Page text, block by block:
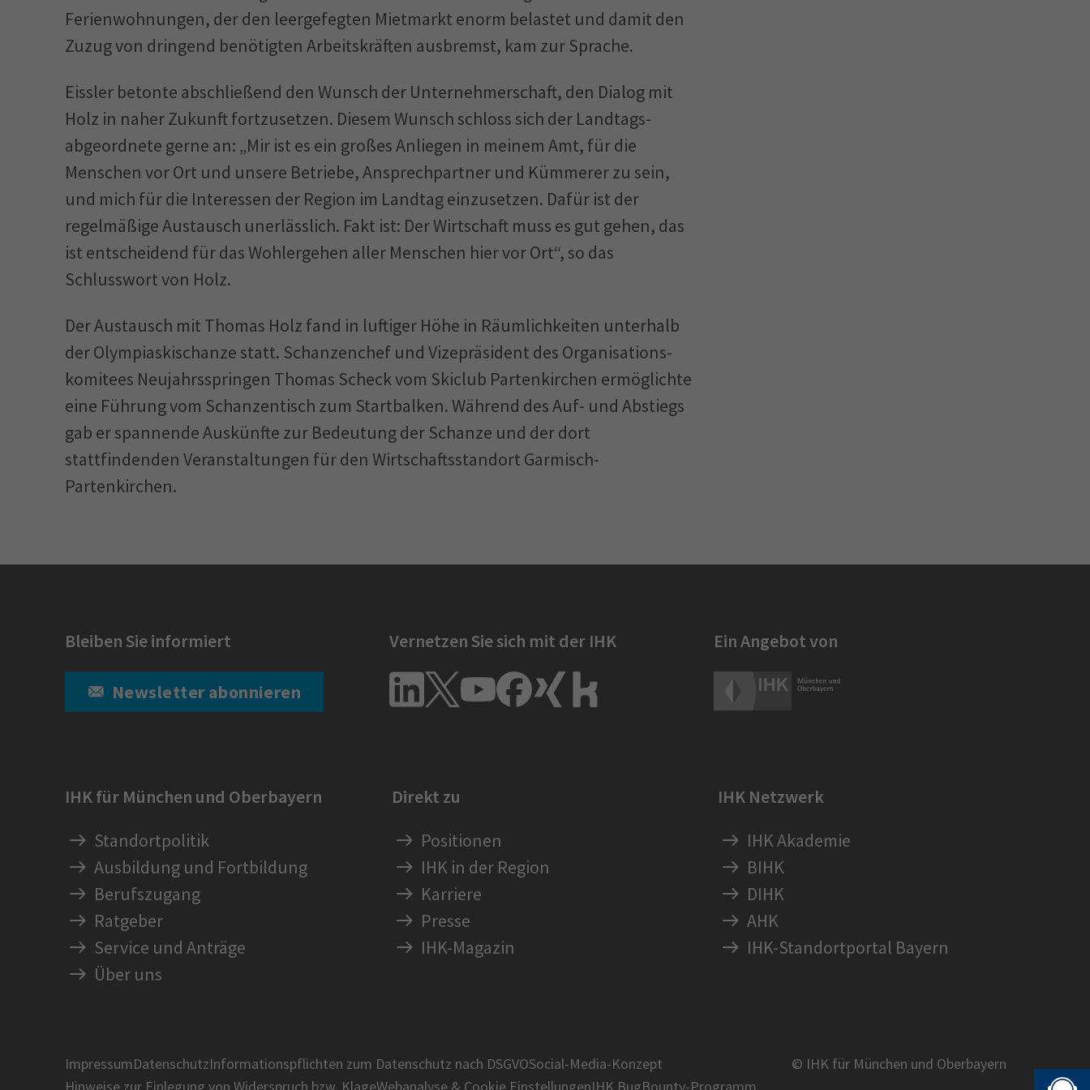
Ferienwohnungen, der den leergefegten Mietmarkt enorm belastet und damit den
Zuzug von dringend benötigten Arbeitskräften ausbremst, kam zur Sprache.
Eissler betonte abschließend den Wunsch der Unternehmerschaft, den Dialog mit
Holz in naher Zukunft fortzusetzen. Diesem Wunsch schloss sich der Landtags­
abgeordnete gerne an: „Mir ist es ein großes Anliegen in meinem Amt, für die
Menschen vor Ort und unsere Betriebe, Ansprechpartner und Kümmerer zu sein,
und mich für die Interessen der Region im Landtag einzusetzen. Dafür ist der
regelmäßige Austausch unerlässlich. Fakt ist: Der Wirtschaft muss es gut gehen, das
ist entscheidend für das Wohlergehen aller Menschen hier vor Ort“, so das
Schlusswort von Holz.
Der Austausch mit Thomas Holz fand in luftiger Höhe in Räumlichkeiten unterhalb
der Olympiaskischanze statt. Schanzenchef und Vizepräsident des Organisations­
komitees Neujahrsspringen Thomas Scheck vom Skiclub Partenkirchen ermöglichte
eine Führung vom Schanzentisch zum Startbalken. Während des Auf- und Abstiegs
gab er spannende Auskünfte zur Bedeutung der Schanze und der dort
stattfindenden Veranstaltungen für den Wirtschaftsstandort Garmisch-
Partenkirchen.
Bleiben Sie informiert
Newsletter abonnieren
Vernetzen Sie sich mit der IHK Ein Angebot von
IHK für München und Oberbayern
Standortpolitik
Ausbildung und Fortbildung
Berufszugang
Ratgeber
Service und Anträge
Über uns
Direkt zu
Positionen
IHK in der Region
Karriere
Presse
IHK-Magazin
IHK Netzwerk
IHK Akademie
BIHK
DIHK
AHK
IHK-Standortportal Bayern
ImpressumDatenschutzInformationspflichten zum Datenschutz nach DSGVOSocial-Media-Konzept
Hinweise zur Einlegung von Widerspruch bzw. KlageWebanalyse & Cookie EinstellungenIHK BugBounty-Programm
© IHK für München und Oberbayern